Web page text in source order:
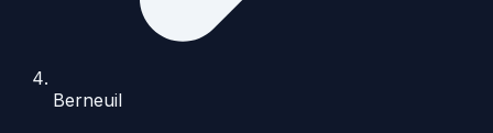
Berneuil